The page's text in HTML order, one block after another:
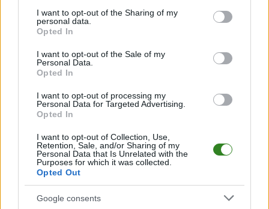
not limited to your visit or usage behaviour. You may click to
grant or deny consent to Google and its third-party tags to
use your data for below specified purposes in below Google
consent section.
I want to opt-out of the Sharing of my
personal data.
Opted In
I want to opt-out of the Sale of my
Personal Data.
Opted In
I want to opt-out of processing my
Personal Data for Targeted Advertising.
Opted In
I want to opt-out of Collection, Use,
Retention, Sale, and/or Sharing of my
Personal Data that Is Unrelated with the
Purposes for which it was collected.
Opted Out
Google consents
Jeśli jesteś kibicem klubu Jeziorak Chwałowice lub Olimpia Pysznica -
zaglądaj tutaj częściej. Nasz serwis regularnie dostarcza informacje o
terminach meczów, wynikach, transferach i newsach klubowych
piłkarskichw województwie. Sprawdź nasze relacje, śledź ulubioną ligę i
bądź na bieżąco z wydarzeniami z boisk!
Jeziorak Chwałowice - Olimpia Pysznicaodbędzie się w ramach
26. kolejki - Stalowa Wola > Klasa Okręgowa. Spotkanie zostanie
Jeziorak Chwałowiceprzystępuje do tego spotkania w roli gospodarza.
Jak drużyna radzi sobie w sezonie 2025/2026 rozgrywek Stalowa Wola >
Klasa Okręgowa przed własną publicznością? Na tej stronie możecie
zobaczyć tabelę uwzględniającą tylko mecze u siebie. W tabeli biorącej
pod uwagę tylko mecze wyjazdowe możecie natomiast sprawdzić jak
spisuje się klubOlimpia Pysznica